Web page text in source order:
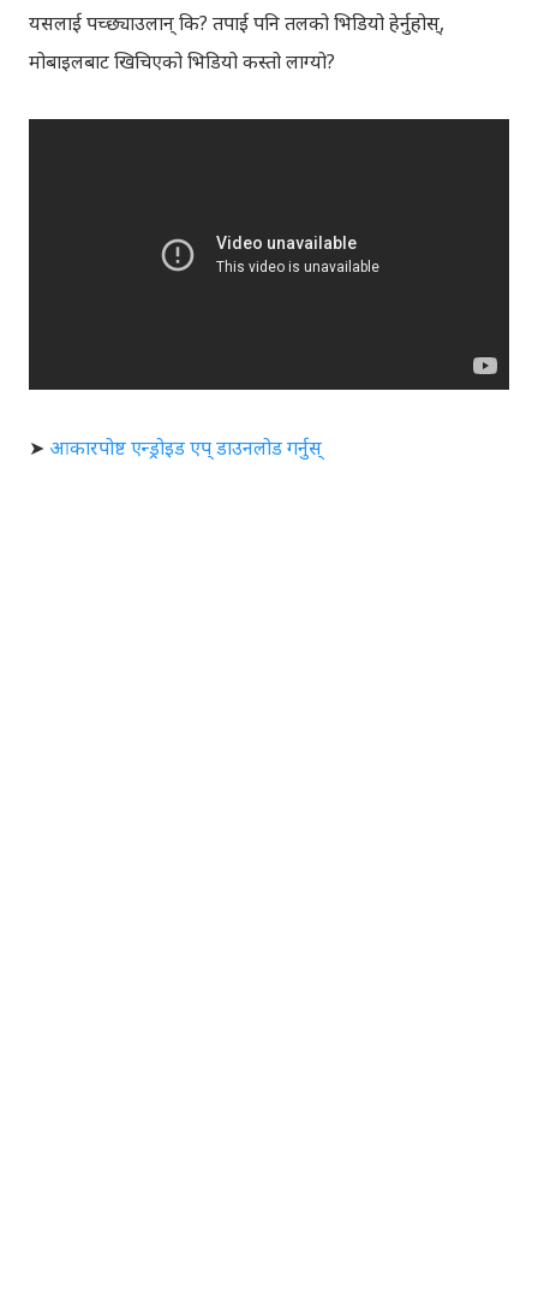
यसलाई पच्छ्याउलान् कि? तपाई पनि तलको भिडियो हेर्नुहोस्,
मोबाइलबाट खिचिएको भिडियो कस्तो लाग्यो?
➤ आकारपोष्ट एन्ड्रोइड एप् डाउनलोड गर्नुस्